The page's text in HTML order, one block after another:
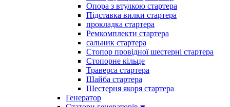
Опора з втулкою стартера
Підставка вилки стартера
прокладка стартера
Ремкомплекти стартера
сальник стартера
Стопор провідної шестерні стартера
Стопорне кільце
Траверса стартера
Шайба стартера
Шестерня якоря стартера
Генератор